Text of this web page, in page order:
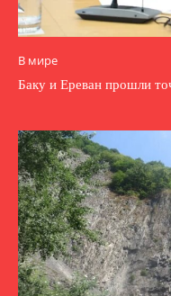
В мире
Баку и Ереван прошли